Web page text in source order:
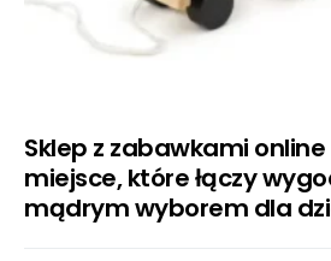
Sklep z zabawkami
miejsce, które łączy
mądrym wyborem dla